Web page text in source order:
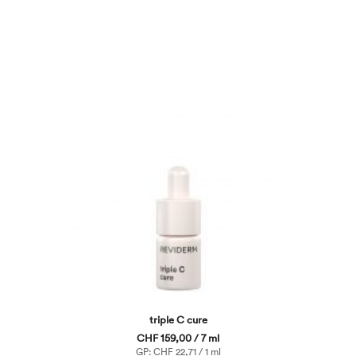
triple C cure
CHF 159,00 / 7 ml
GP: CHF 22,71 / 1 ml